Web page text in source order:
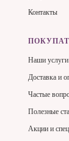
Контакты
Наши услуги
Доставка и
Частые
Полезные
Акции и